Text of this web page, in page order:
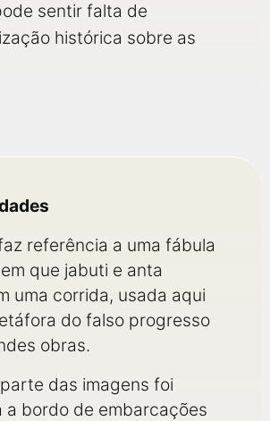
sentir falta de
histórica sobre as
referência a uma fábula
que jabuti e anta
uma corrida, usada aqui
do falso progresso
obras.
das imagens foi
a bordo de embarcações